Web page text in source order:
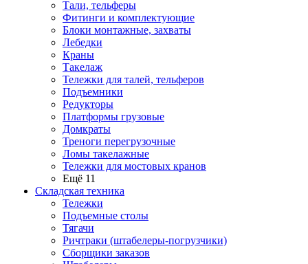
Тали, тельферы
Фитинги и комплектующие
Блоки монтажные, захваты
Лебедки
Краны
Такелаж
Тележки для талей, тельферов
Подъемники
Редукторы
Платформы грузовые
Домкраты
Треноги перегрузочные
Ломы такелажные
Тележки для мостовых кранов
Ещё 11
Складская техника
Тележки
Подъемные столы
Тягачи
Ричтраки (штабелеры-погрузчики)
Сборщики заказов